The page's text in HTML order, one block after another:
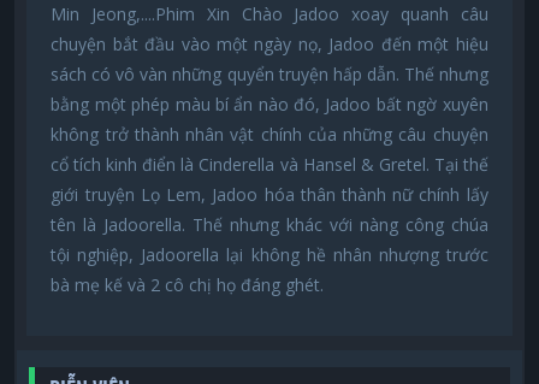
Min Jeong,....Phim Xin Chào Jadoo xoay quanh câu
chuyện bắt đầu vào một ngày nọ, Jadoo đến một hiệu
sách có vô vàn những quyển truyện hấp dẫn. Thế nhưng
bằng một phép màu bí ẩn nào đó, Jadoo bất ngờ xuyên
không trở thành nhân vật chính của những câu chuyện
cổ tích kinh điển là Cinderella và Hansel & Gretel. Tại thế
giới truyện Lọ Lem, Jadoo hóa thân thành nữ chính lấy
tên là Jadoorella. Thế nhưng khác với nàng công chúa
tội nghiệp, Jadoorella lại không hề nhân nhượng trước
bà mẹ kế và 2 cô chị họ đáng ghét.